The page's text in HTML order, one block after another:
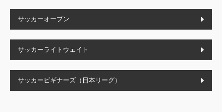
サッカーオープン
サッカーライトウェイト
サッカービギナーズ（日本リーグ）